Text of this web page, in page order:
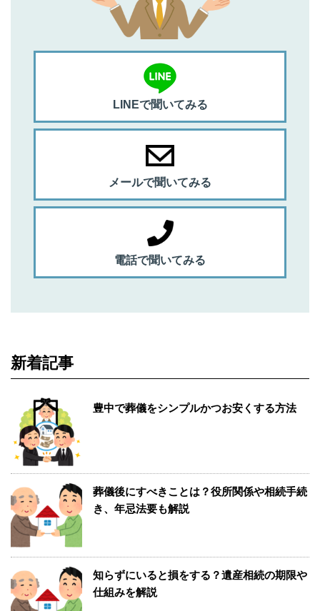
LINEで聞いてみる
メールで聞いてみる
電話で聞いてみる
新着記事
豊中で葬儀をシンプルかつお安くする方法
葬儀後にすべきことは？役所関係や相続手続
き、年忌法要も解説
知らずにいると損をする？遺産相続の期限や
仕組みを解説